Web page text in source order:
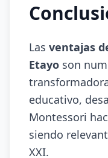
Las ventajas
Etayo son
educativo,
Montessori
siendo
XXI.